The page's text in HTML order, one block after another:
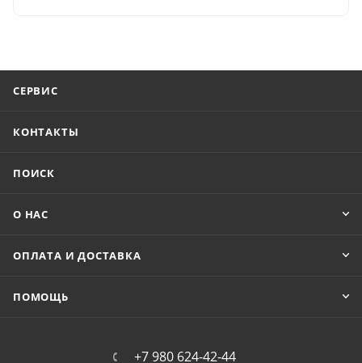
СЕРВИС
КОНТАКТЫ
ПОИСК
О НАС
ОПЛАТА И ДОСТАВКА
ПОМОЩЬ
+7 980 624-42-44